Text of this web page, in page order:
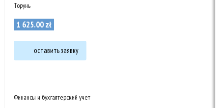
Торунь
1 625.00zł
оставить заявку
Финансы и бухгалтерский учет